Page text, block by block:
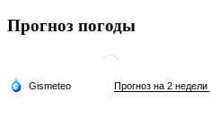
Прогноз погоды